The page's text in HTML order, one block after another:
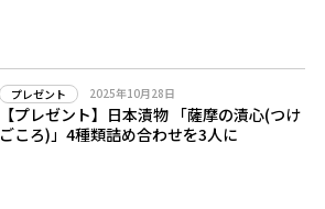
プレゼント 2025年10月28日
【プレゼント】日本漬物 「薩摩の漬心(つけ
ごころ)」4種類詰め合わせを3人に